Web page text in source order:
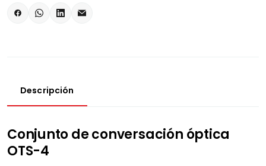
Descripción
Conjunto de conversación óptica
OTS-4